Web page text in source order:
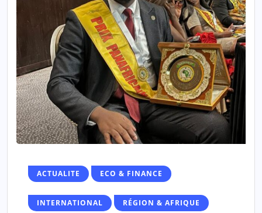
ACTUALITE ECO & FINANCE
INTERNATIONAL RÉGION & AFRIQUE